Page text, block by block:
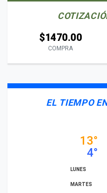
$1470.00
COMPRA
EL TIEMPO